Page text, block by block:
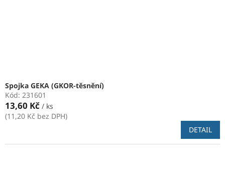
Spojka GEKA (GKOR-těsnění)
Kód: 231601
13,60 Kč / ks
(11,20 Kč bez DPH)
DETAIL